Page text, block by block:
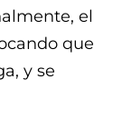
el
que
y se